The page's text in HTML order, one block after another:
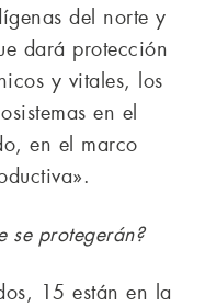
del norte y
dará protección
y vitales, los
en el
en el marco
se protegerán?
15 están en la